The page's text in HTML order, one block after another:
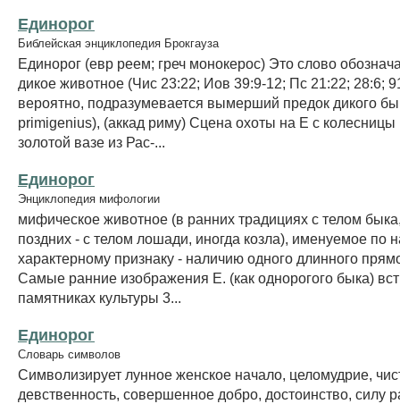
Единорог
Библейская энциклопедия Брокгауза
Единорог (евр реем; греч монокерос) Это слово
дикое животное (Чис 23:22; Иов 39:9-12; Пс 21:22; 28:6;
вероятно, подразумевается вымерший предок дикого
primigenius), (аккад риму) Сцена охоты на Е с
золотой вазе из Рас-...
Единорог
Энциклопедия мифологии
мифическое животное (в ранних традициях с телом
поздних - с телом лошади, иногда козла), именуемое по
характерному признаку - наличию одного длинного
Самые ранние изображения Е. (как однорогого быка)
памятниках культуры 3...
Единорог
Словарь символов
Символизирует лунное женское начало, целомудрие,
девственность, совершенное добро, достоинство, силу